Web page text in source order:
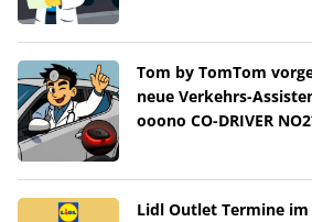
Tom by TomTom
neue Verkehrs-
ooono CO-DRIVER
Lidl Outlet Termine